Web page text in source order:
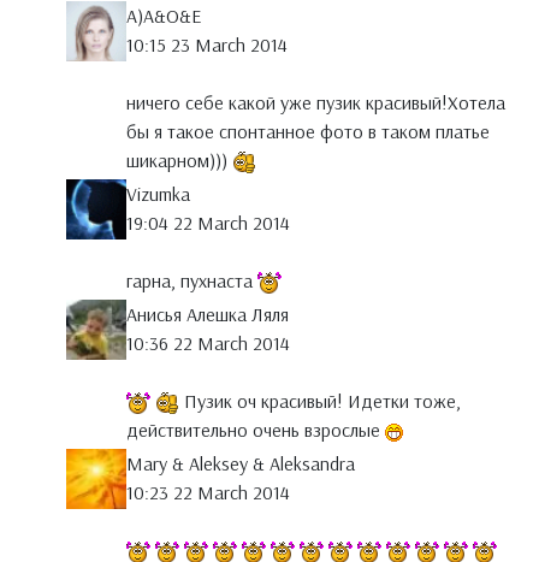
A)A&O&E
10:15 23 March 2014
ничего себе какой уже пузик красивый!Хотела
бы я такое спонтанное фото в таком платье
шикарном)))
Vizumka
19:04 22 March 2014
гарна, пухнаста
Анисья Алешка Ляля
10:36 22 March 2014
Пузик оч красивый! Идетки тоже,
действительно очень взрослые
Mary & Aleksey & Aleksandra
10:23 22 March 2014